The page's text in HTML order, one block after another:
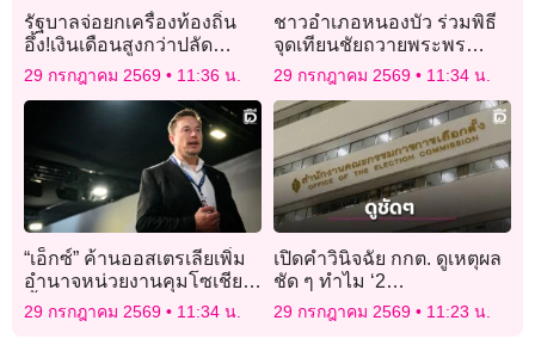
รัฐบาลจ่อยกเครื่องท้องถิ่น
อึ้ง!เงินเดือนสูงกว่าปลัด
กระทรวง
29 กรกฎาคม 2569 11:36 น.
ชาวอำเภอหนองบัว ร่วมพิธี
จุดเทียนชัยถวายพระพร
ชัยมงคล เฉลิม
พระชนมพรรษา พระบาท
สมเด็จพระเจ้าอยู่หัว
29 กรกฎาคม 2569 11:34 น.
“เอ็กซ์” ค้านออสเตรเลียเพิ่ม
อำนาจหน่วยงานคุมโซเชียล
ชี้กระทบกฎหมายสากล
29 กรกฎาคม 2569 11:34 น.
เปิดคำวินิจฉัย กกต. ดูเหตุผล
ชัด ๆ ทำไม ‘2
สว.อำนาจเจริญ’ คุณสมบัติ
ผ่านฉลุยนั่งเก้าอี้ สว.ได้
29 กรกฎาคม 2569 11:23 น.